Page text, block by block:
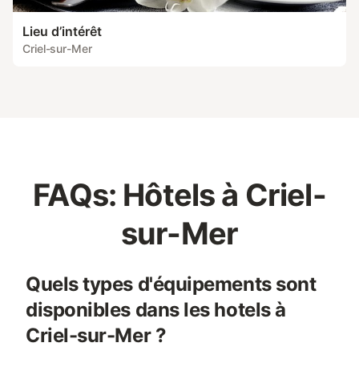
Lieu d’intérêt
Criel-sur-Mer
FAQs: Hôtels à Criel-
sur-Mer
Quels types d'équipements sont
disponibles dans les hotels à
Criel-sur-Mer ?